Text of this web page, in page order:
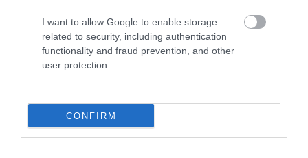
I want to allow Google to enable storage
related to security, including authentication
functionality and fraud prevention, and other
user protection.
CONFIRM